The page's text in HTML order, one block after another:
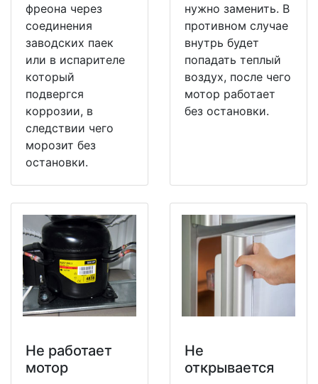
фреона через
соединения
заводских паек
или в испарителе
который
подвергся
коррозии, в
следствии чего
морозит без
остановки.
нужно заменить. В
противном случае
внутрь будет
попадать теплый
воздух, после чего
мотор работает
без остановки.
Не работает
мотор
Не
открывается